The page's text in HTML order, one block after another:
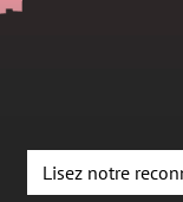
Lisez notre